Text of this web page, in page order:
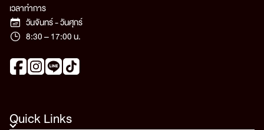
Quick Links
เวลาทำการ
วันจันทร์ - วันศุกร์
8:30 – 17:00 น.